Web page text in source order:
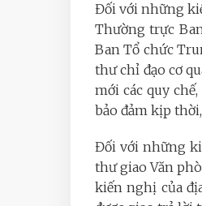
Đối với những
Thường trực
Ban Tổ chức
thư chỉ đạo cơ
mới các quy
bảo đảm kịp
Đối với những
thư giao Văn
kiến nghị của